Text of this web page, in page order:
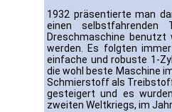
1932 präsentierte man
einen
Dreschmaschine
werden. Es folgten
einfache und robuste 1-
die wohl beste Maschine
Schmierstoff als Treibstoff
gesteigert und es
zweiten Weltkriegs, im